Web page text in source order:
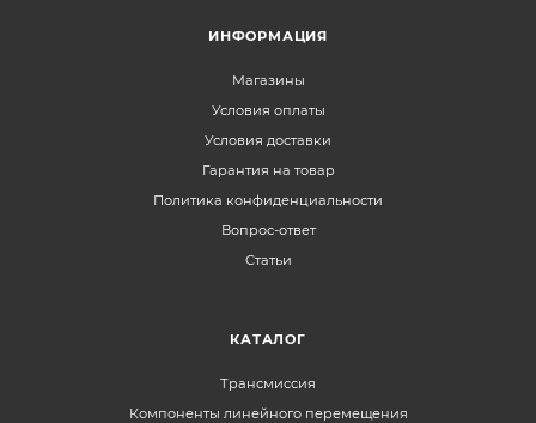
ИНФОРМАЦИЯ
Магазины
Условия оплаты
Условия доставки
Гарантия на товар
Политика конфиденциальности
Вопрос-ответ
Статьи
КАТАЛОГ
Трансмиссия
Компоненты линейного перемещения